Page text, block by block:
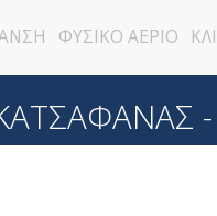
ΦΥΣΙΚΟ ΑΕΡΙΟ